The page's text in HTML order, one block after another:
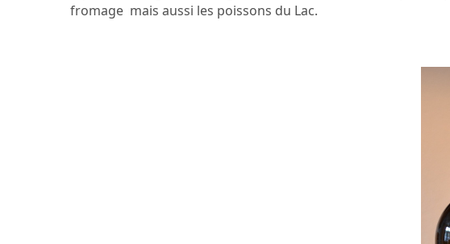
fromage mais aussi les poissons du Lac.